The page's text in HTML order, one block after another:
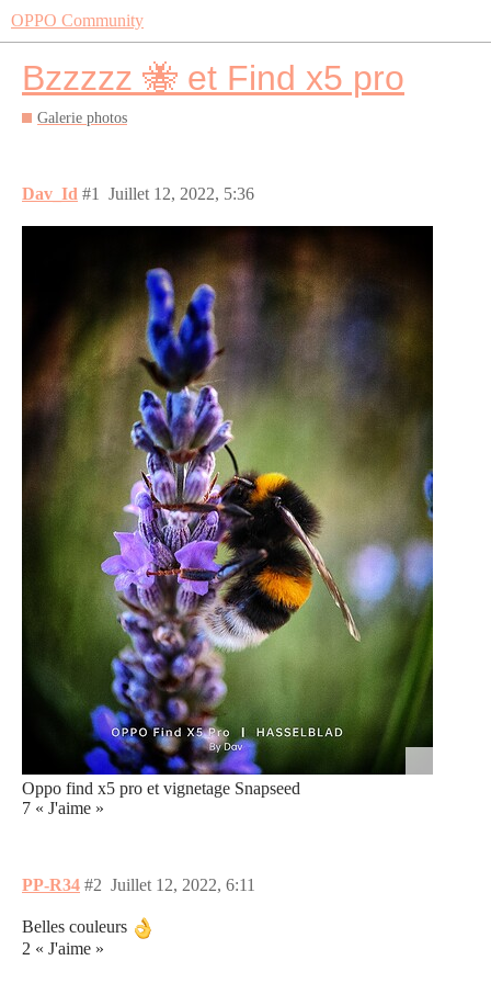
OPPO Community
Bzzzzz 🐝 et Find x5 pro
Galerie photos
Dav_Id Juillet 12, 2022, 5:36
#1
Oppo find x5 pro et vignetage Snapseed
7 « J'aime »
PP-R34 Juillet 12, 2022, 6:11
#2
Belles couleurs
2 « J'aime »